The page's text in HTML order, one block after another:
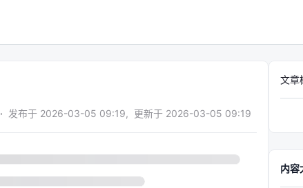
· 发布于 2026-03-05 09:19, 更新于 2026-03-05 09:19
文章
内容